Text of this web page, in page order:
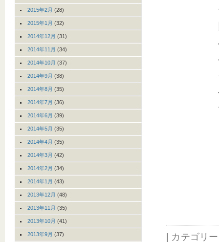
| カテゴリ
2015年2月 (28)
2015年1月 (32)
2014年12月 (31)
2014年11月 (34)
2014年10月 (37)
2014年9月 (38)
2014年8月 (35)
2014年7月 (36)
2014年6月 (39)
2014年5月 (35)
2014年4月 (35)
2014年3月 (42)
2014年2月 (34)
2014年1月 (43)
2013年12月 (48)
2013年11月 (35)
2013年10月 (41)
2013年9月 (37)